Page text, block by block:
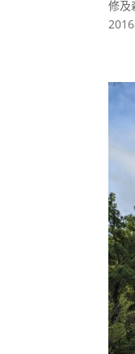
修及